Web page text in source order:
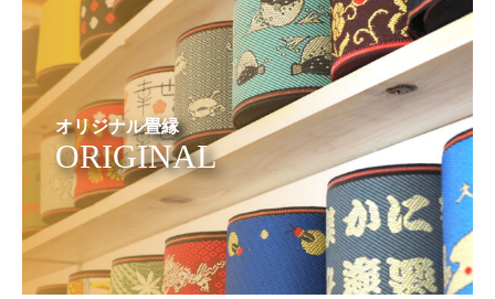
オリジナル畳縁
ORIGINAL